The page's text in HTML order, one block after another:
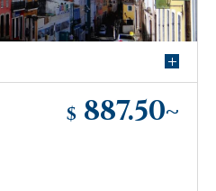
$ 887.50~